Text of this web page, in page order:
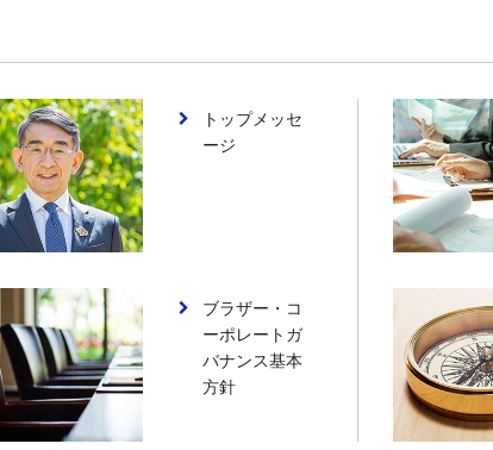
トップメッセ
ージ
ブラザー・コ
ーポレートガ
バナンス基本
方針